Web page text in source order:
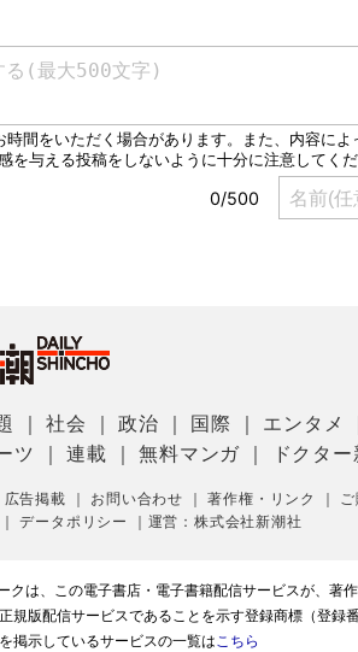
｜社会 ｜政治 国際 エンタメ
ツ ｜連載 ｜無料マンガ ドクター
広告掲載 お問い合わせ ｜著作権・リンク ご
｜データポリシー 運営：株式会社新潮社
クは、この電子書店・電子書籍配信サービスが、著
規版配信サービスであることを示す登録商標（登録
掲示しているサービスの一覧は こちら